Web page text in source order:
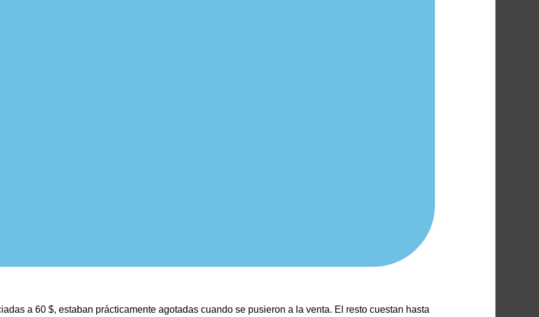
a 60 $, estaban prácticamente agotadas cuando se pusieron a la venta. El resto cuestan hasta